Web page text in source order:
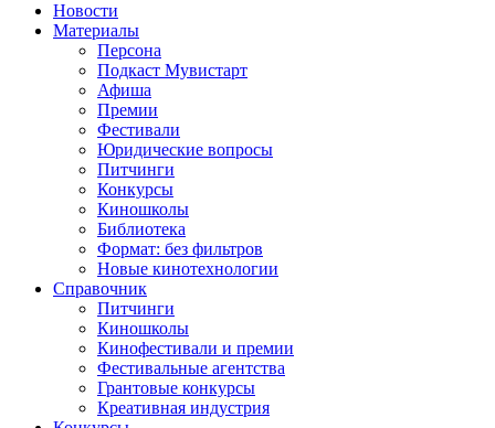
Новости
Материалы
Персона
Подкаст Мувистарт
Афиша
Премии
Фестивали
Юридические вопросы
Питчинги
Конкурсы
Киношколы
Библиотека
Формат: без фильтров
Новые кинотехнологии
Справочник
Питчинги
Киношколы
Кинофестивали и премии
Фестивальные агентства
Грантовые конкурсы
Креативная индустрия